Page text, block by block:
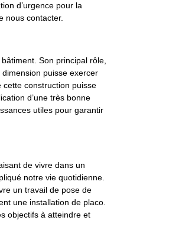
d’urgence pour la
nous contacter.
Son principal rôle,
puisse exercer
construction puisse
d’une très bonne
utiles pour garantir
de vivre dans un
notre vie quotidienne.
un travail de pose de
une installation de placo.
objectifs à atteindre et